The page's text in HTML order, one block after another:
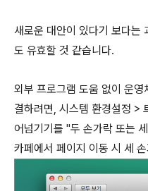
새로운 대안이 있다기 보다는
도 유효할 것 같습니다.
외부 프로그램 도움 없이 운
결하려면, 시스템 환경설정 >
어넘기기를 "두 손가락 또는
카페에서 페이지 이동 시 세